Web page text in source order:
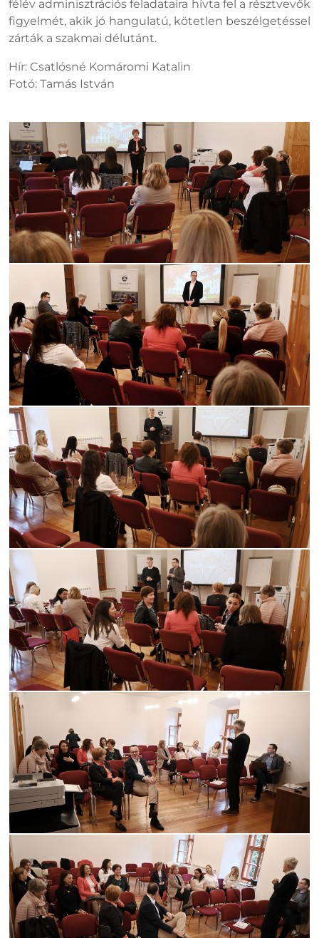
félév adminisztrációs feladataira hívta fel a résztvevők
figyelmét, akik jó hangulatú, kötetlen beszélgetéssel
zárták a szakmai délutánt.
Hír: Csatlósné Komáromi Katalin
Fotó: Tamás István